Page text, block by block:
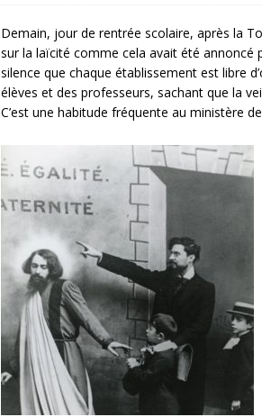
Demain, jour de rentrée scolaire, après la
sur la laïcité comme cela avait été annoncé
silence que chaque établissement est libre
élèves et des professeurs, sachant que la
C’est une habitude fréquente au ministère